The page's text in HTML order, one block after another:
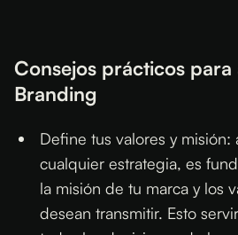
Consejos prácticos
Branding
Define tus valores y misión:
cualquier estrategia, es
la misión de tu marca y los
desean transmitir. Esto